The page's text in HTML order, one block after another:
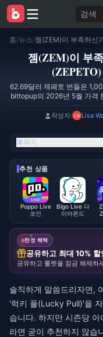
검색
홈/뉴스/
젬(ZEM)이 부
62.69달러 제페토 번들은
bittopup의 2026년 5월 가격
을 위해 젬을 모으고 계신다
작성자: Lisa
목차
추천 상품
Poppo Live
코인
Bigo Live 다
이아몬드
한정 혜택
공유하고 최대 10% 할
공유하고 룰렛을 잠금 해제하
솔직하게 말씀드리자면,
'럭키 풀(Lucky Pull)'을
습니다. 하지만 시즌당
라면 굳이 추천하지 않습